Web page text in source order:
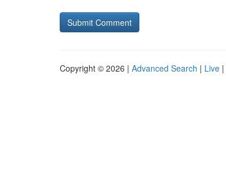
Copyright © 2026 | Advanced Search | Live |